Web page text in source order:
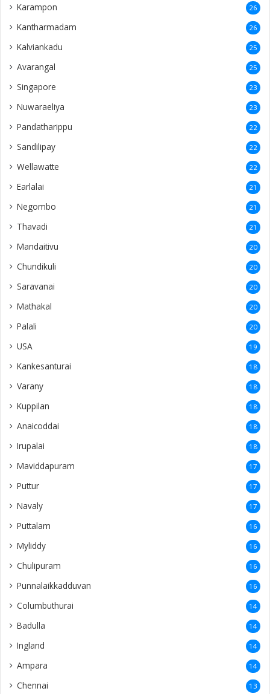
Karampon 26
Kantharmadam 26
Kalviankadu 25
Avarangal 25
Singapore 23
Nuwaraeliya 23
Pandatharippu 22
Sandilipay 22
Wellawatte 22
Earlalai 21
Negombo 21
Thavadi 21
Mandaitivu 20
Chundikuli 20
Saravanai 20
Mathakal 20
Palali 20
USA 19
Kankesanturai 18
Varany 18
Kuppilan 18
Anaicoddai 18
Irupalai 18
Maviddapuram 17
Puttur 17
Navaly 17
Puttalam 16
Myliddy 16
Chulipuram 16
Punnalaikkadduvan 16
Columbuthurai 14
Badulla 14
Ingland 14
Ampara 14
Chennai 13